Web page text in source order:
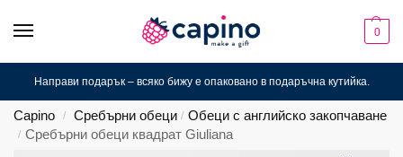
0
Направи подарък – всяко бижу е опаковано в подаръчна кутийка.
Capino / Сребърни обеци / Обеци с английско закопчаване
/ Сребърни обеци квадрат Giuliana